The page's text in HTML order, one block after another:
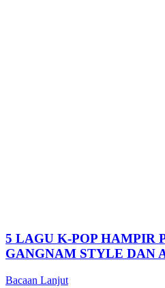
5 LAGU K-POP HAMPIR
GANGNAM STYLE DAN
Bacaan Lanjut